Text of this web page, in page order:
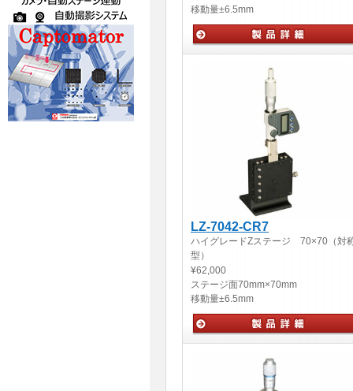
移動量±6.5mm
LZ-7042-CR7
ハイグレードZステージ 70×70（対
型）
¥62,000
ステージ面70mm×70mm
移動量±6.5mm